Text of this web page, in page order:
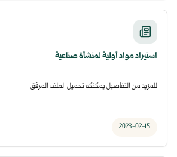
استيراد مواد أولية لمنشأة صناعية
للمزيد من التفاصيل يمكنكم تحميل الملف المرفق
2023-02-15